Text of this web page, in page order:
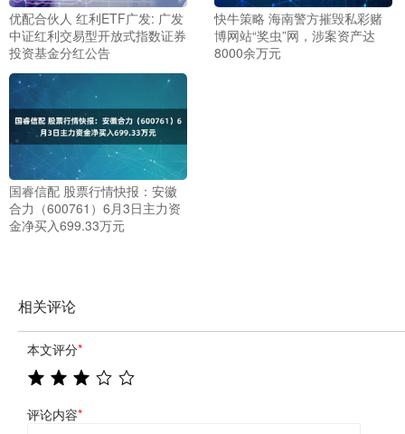
优配合伙人 红利ETF广发: 广发
中证红利交易型开放式指数证券
投资基金分红公告
快牛策略 海南警方摧毁私彩赌
博网站“奖虫”网，涉案资产达
8000余万元
国睿信配 股票行情快报：安徽
合力（600761）6月3日主力资
金净买入699.33万元
相关评论
本文评分*
评论内容*